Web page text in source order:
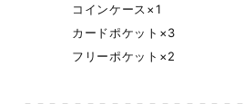
コインケース×1
カードポケット×3
フリーポケット×2